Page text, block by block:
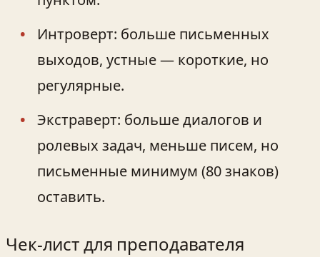
Интроверт: больше письменных
выходов, устные — короткие, но
регулярные.
Экстраверт: больше диалогов и
ролевых задач, меньше писем, но
письменные минимум (80 знаков)
оставить.
Чек-лист для преподавателя